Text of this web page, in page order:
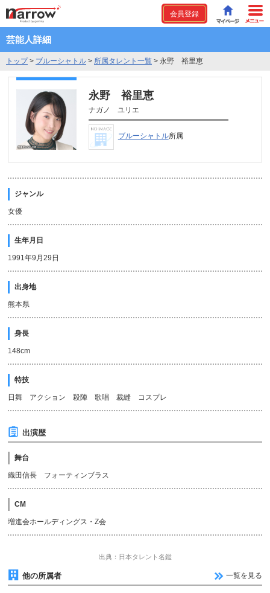
会員登録
芸能人詳細
トップ> ブルーシャトル > 所属タレント一覧 > 永野 裕里恵
永野 裕里恵
ナガノ ユリエ
ブルーシャトル所属
ジャンル
女優
生年月日
1991年9月29日
出身地
熊本県
身長
148cm
特技
日舞 アクション 殺陣 歌唱 裁縫 コスプレ
出演歴
舞台
織田信長 フォーティンブラス
CM
増進会ホールディングス・Z会
出典：日本タレント名鑑
他の所属者 一覧を見る